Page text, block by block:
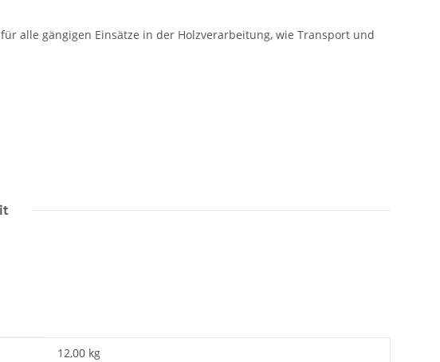
alle gängigen Einsätze in der Holzverarbeitung, wie Transport und
12,00 kg